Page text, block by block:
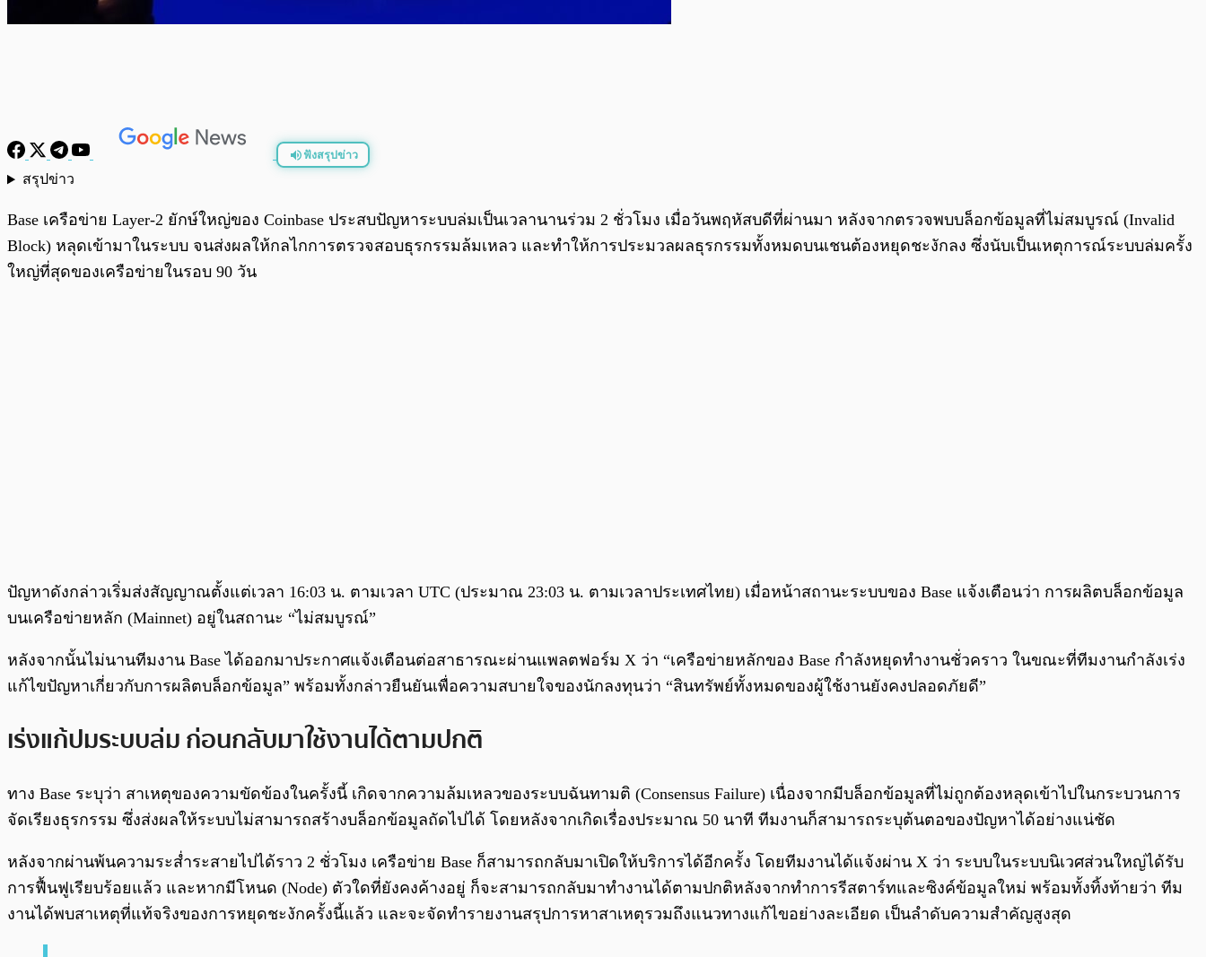
ฟังสรุปข่าว
สรุปข่าว
Base เครือข่าย Layer-2 ยักษ์ใหญ่ของ Coinbase ประสบปัญหาระบบล่มเป็นเวลานานร่วม 2 ชั่วโมง เมื่อวันพฤหัสบดีที่ผ่านมา หลังจากตรวจพบบล็อกข้อมูลที่ไม่สมบูรณ์ (Invalid
Block) หลุดเข้ามาในระบบ จนส่งผลให้กลไกการตรวจสอบธุรกรรมล้มเหลว และทำให้การประมวลผลธุรกรรมทั้งหมดบนเชนต้องหยุดชะงักลง ซึ่งนับเป็นเหตุการณ์ระบบล่มครั้ง
ใหญ่ที่สุดของเครือข่ายในรอบ 90 วัน
ปัญหาดังกล่าวเริ่มส่งสัญญาณตั้งแต่เวลา 16:03 น. ตามเวลา UTC (ประมาณ 23:03 น. ตามเวลาประเทศไทย) เมื่อหน้าสถานะระบบของ Base แจ้งเตือนว่า การผลิตบล็อกข้อมูล
บนเครือข่ายหลัก (Mainnet) อยู่ในสถานะ “ไม่สมบูรณ์”
หลังจากนั้นไม่นานทีมงาน Base ได้ออกมาประกาศแจ้งเตือนต่อสาธารณะผ่านแพลตฟอร์ม X ว่า “เครือข่ายหลักของ Base กำลังหยุดทำงานชั่วคราว ในขณะที่ทีมงานกำลังเร่ง
แก้ไขปัญหาเกี่ยวกับการผลิตบล็อกข้อมูล” พร้อมทั้งกล่าวยืนยันเพื่อความสบายใจของนักลงทุนว่า “สินทรัพย์ทั้งหมดของผู้ใช้งานยังคงปลอดภัยดี”
เร่งแก้ปมระบบล่ม ก่อนกลับมาใช้งานได้ตามปกติ
ทาง Base ระบุว่า สาเหตุของความขัดข้องในครั้งนี้ เกิดจากความล้มเหลวของระบบฉันทามติ (Consensus Failure) เนื่องจากมีบล็อกข้อมูลที่ไม่ถูกต้องหลุดเข้าไปในกระบวนการ
จัดเรียงธุรกรรม ซึ่งส่งผลให้ระบบไม่สามารถสร้างบล็อกข้อมูลถัดไปได้ โดยหลังจากเกิดเรื่องประมาณ 50 นาที ทีมงานก็สามารถระบุต้นตอของปัญหาได้อย่างแน่ชัด
หลังจากผ่านพ้นความระส่ำระสายไปได้ราว 2 ชั่วโมง เครือข่าย Base ก็สามารถกลับมาเปิดให้บริการได้อีกครั้ง โดยทีมงานได้แจ้งผ่าน X ว่า ระบบในระบบนิเวศส่วนใหญ่ได้รับ
การฟื้นฟูเรียบร้อยแล้ว และหากมีโหนด (Node) ตัวใดที่ยังคงค้างอยู่ ก็จะสามารถกลับมาทำงานได้ตามปกติหลังจากทำการรีสตาร์ทและซิงค์ข้อมูลใหม่ พร้อมทั้งทิ้งท้ายว่า ทีม
งานได้พบสาเหตุที่แท้จริงของการหยุดชะงักครั้งนี้แล้ว และจะจัดทำรายงานสรุปการหาสาเหตุรวมถึงแนวทางแก้ไขอย่างละเอียด เป็นลำดับความสำคัญสูงสุด